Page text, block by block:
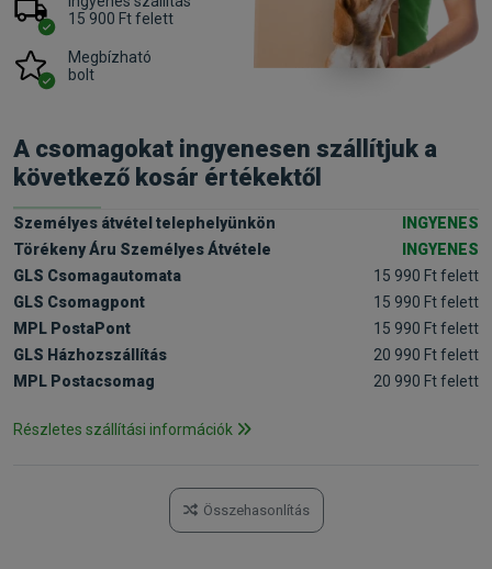
15 900 Ft felett
Megbízható
bolt
A csomagokat ingyenesen szállítjuk a
következő kosár értékektől
Személyes átvétel telephelyünkön
INGYENES
Törékeny Áru Személyes Átvétele
INGYENES
GLS Csomagautomata
15 990 Ft felett
GLS Csomagpont
15 990 Ft felett
MPL PostaPont
15 990 Ft felett
GLS Házhozszállítás
20 990 Ft felett
MPL Postacsomag
20 990 Ft felett
Részletes szállítási információk
Összehasonlítás